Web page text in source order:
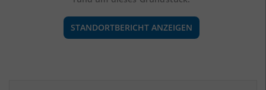
STANDORTBERICHT ANZEIGEN